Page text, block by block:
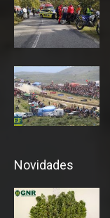
Novidades